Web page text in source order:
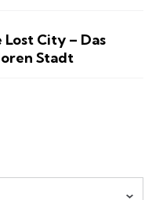
Lost City – Das
Stadt